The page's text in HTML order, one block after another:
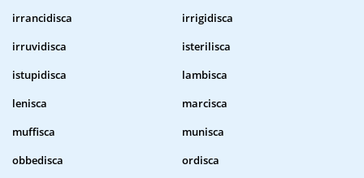
irrancidisca
irrigidisca
irruvidisca
isterilisca
istupidisca
lambisca
lenisca
marcisca
muffisca
munisca
obbedisca
ordisca